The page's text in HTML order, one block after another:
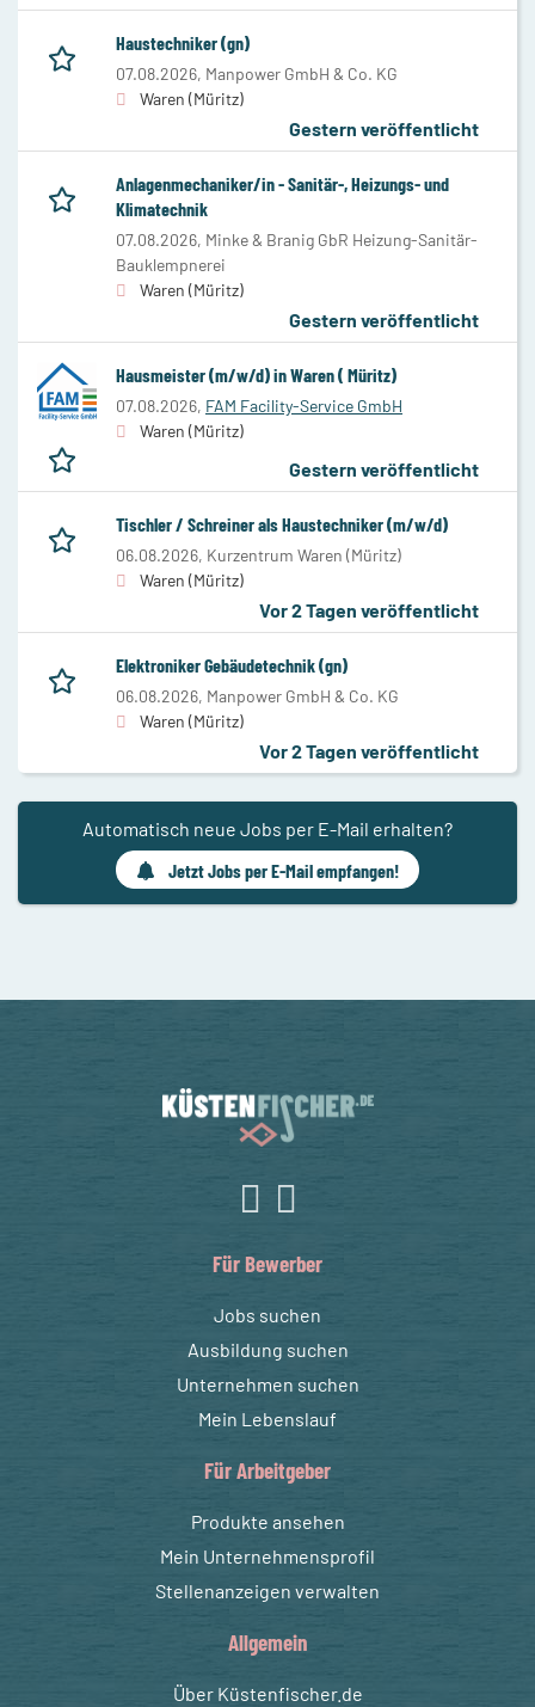
Haustechniker (gn)
07.08.2026, Manpower GmbH & Co. KG
Waren (Müritz)
Gestern veröffentlicht
Anlagenmechaniker/in - Sanitär-, Heizungs- und
Klimatechnik
07.08.2026, Minke & Branig GbR Heizung-Sanitär-
Bauklempnerei
Waren (Müritz)
Gestern veröffentlicht
Hausmeister (m/w/d) in Waren ( Müritz)
07.08.2026, FAM Facility-Service GmbH
Waren (Müritz)
Gestern veröffentlicht
Tischler / Schreiner als Haustechniker (m/w/d)
06.08.2026, Kurzentrum Waren (Müritz)
Waren (Müritz)
Vor 2 Tagen veröffentlicht
Elektroniker Gebäudetechnik (gn)
06.08.2026, Manpower GmbH & Co. KG
Waren (Müritz)
Vor 2 Tagen veröffentlicht
Automatisch neue Jobs per E-Mail erhalten?
Jetzt Jobs per E-Mail empfangen!
Für Bewerber
Jobs suchen
Ausbildung suchen
Unternehmen suchen
Mein Lebenslauf
Für Arbeitgeber
Produkte ansehen
Mein Unternehmensprofil
Stellenanzeigen verwalten
Allgemein
Über Küstenfischer.de